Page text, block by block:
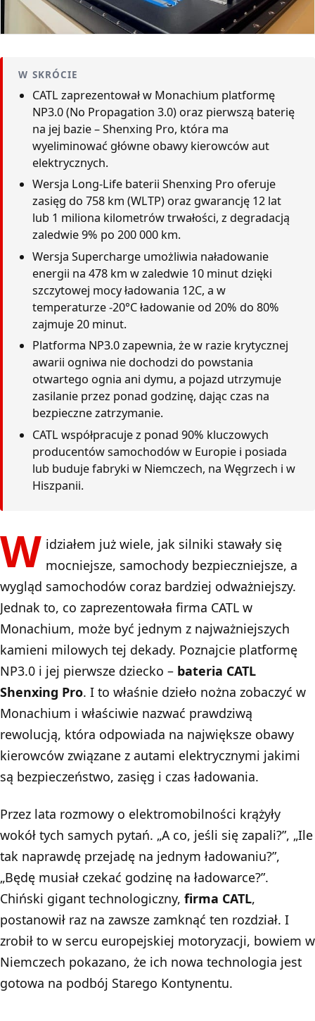
W SKRÓCIE
CATL zaprezentował w Monachium platformę
NP3.0 (No Propagation 3.0) oraz pierwszą baterię
na jej bazie – Shenxing Pro, która ma
wyeliminować główne obawy kierowców aut
elektrycznych.
Wersja Long-Life baterii Shenxing Pro oferuje
zasięg do 758 km (WLTP) oraz gwarancję 12 lat
lub 1 miliona kilometrów trwałości, z degradacją
zaledwie 9% po 200 000 km.
Wersja Supercharge umożliwia naładowanie
energii na 478 km w zaledwie 10 minut dzięki
szczytowej mocy ładowania 12C, a w
temperaturze -20°C ładowanie od 20% do 80%
zajmuje 20 minut.
Platforma NP3.0 zapewnia, że w razie krytycznej
awarii ogniwa nie dochodzi do powstania
otwartego ognia ani dymu, a pojazd utrzymuje
zasilanie przez ponad godzinę, dając czas na
bezpieczne zatrzymanie.
CATL współpracuje z ponad 90% kluczowych
producentów samochodów w Europie i posiada
lub buduje fabryki w Niemczech, na Węgrzech i w
Hiszpanii.
W idziałem już wiele, jak silniki stawały się
mocniejsze, samochody bezpieczniejsze, a
wygląd samochodów coraz bardziej odważniejszy.
Jednak to, co zaprezentowała firma CATL w
Monachium, może być jednym z najważniejszych
kamieni milowych tej dekady. Poznajcie platformę
NP3.0 i jej pierwsze dziecko – bateria CATL
Shenxing Pro. I to właśnie dzieło nożna zobaczyć w
Monachium i właściwie nazwać prawdziwą
rewolucją, która odpowiada na największe obawy
kierowców związane z autami elektrycznymi jakimi
są bezpieczeństwo, zasięg i czas ładowania.
Przez lata rozmowy o elektromobilności krążyły
wokół tych samych pytań. „A co, jeśli się zapali?”, „Ile
tak naprawdę przejadę na jednym ładowaniu?”,
„Będę musiał czekać godzinę na ładowarce?”.
Chiński gigant technologiczny, firma CATL,
postanowił raz na zawsze zamknąć ten rozdział. I
zrobił to w sercu europejskiej motoryzacji, bowiem w
Niemczech pokazano, że ich nowa technologia jest
gotowa na podbój Starego Kontynentu.